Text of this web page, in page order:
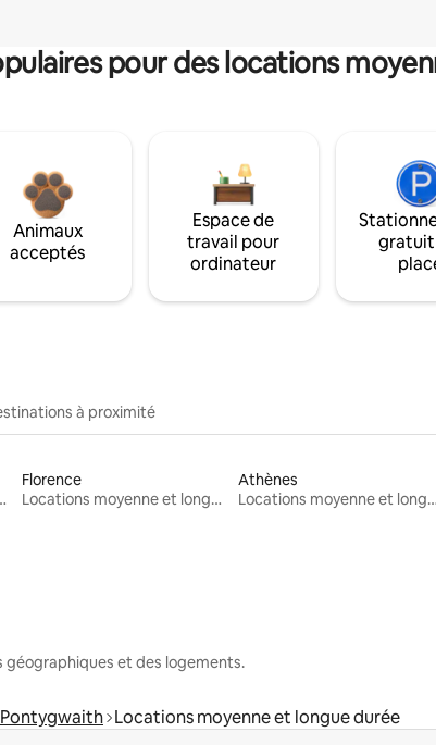
pour des locations
Animaux
acceptés
Espace de
travail pour
ordinateur
gratuit
à proximité
longue durée
Florence
Locations moyenne et longue durée
Athènes
Locations moyenne et longue durée
géographiques et des logements.
Pontygwaith Locations moyenne et longue durée